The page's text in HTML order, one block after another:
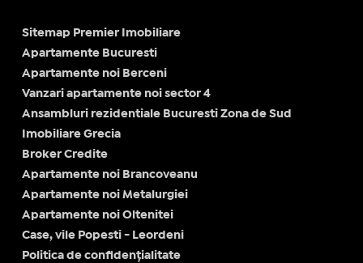
Sitemap Premier Imobiliare
Apartamente Bucuresti
Apartamente noi Berceni
Vanzari apartamente noi sector 4
Ansambluri rezidentiale Bucuresti Zona de Sud
Imobiliare Grecia
Broker Credite
Apartamente noi Brancoveanu
Apartamente noi Metalurgiei
Apartamente noi Oltenitei
Case, vile Popesti - Leordeni
Politica de confidențialitate